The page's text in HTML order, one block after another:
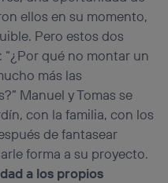
ellos en su momento,
Pero estos dos
“¿Por qué no montar un
más las
Manuel y Tomas se
con la familia, con los
de fantasear
forma a su proyecto.
a los propios